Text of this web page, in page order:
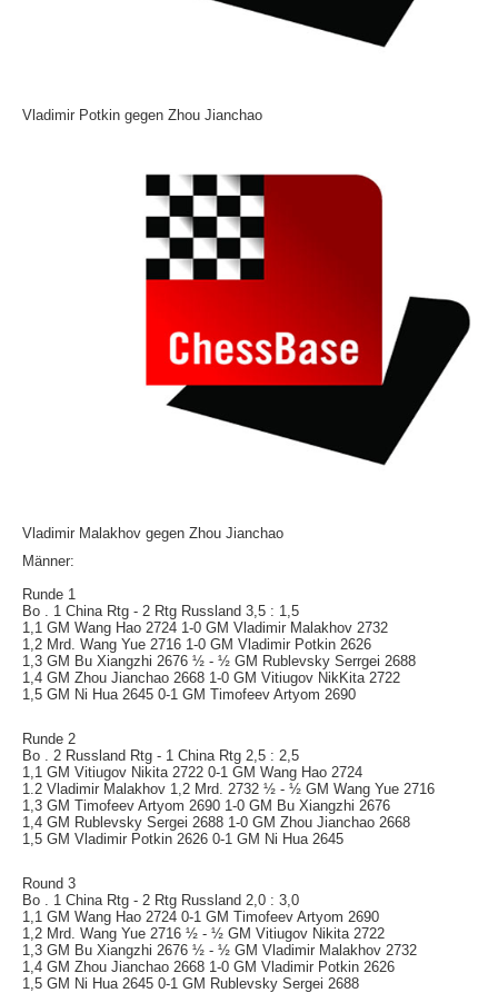
Vladimir Potkin gegen Zhou Jianchao
Vladimir Malakhov gegen Zhou Jianchao
Männer:
Runde 1
Bo . 1 China Rtg - 2 Rtg Russland 3,5 : 1,5
1,1 GM Wang Hao 2724 1-0 GM Vladimir Malakhov 2732
1,2 Mrd. Wang Yue 2716 1-0 GM Vladimir Potkin 2626
1,3 GM Bu Xiangzhi 2676 ½ - ½ GM Rublevsky Serrgei 2688
1,4 GM Zhou Jianchao 2668 1-0 GM Vitiugov NikKita 2722
1,5 GM Ni Hua 2645 0-1 GM Timofeev Artyom 2690
Runde 2
Bo . 2 Russland Rtg - 1 China Rtg 2,5 : 2,5
1,1 GM Vitiugov Nikita 2722 0-1 GM Wang Hao 2724
1.2 Vladimir Malakhov 1,2 Mrd. 2732 ½ - ½ GM Wang Yue 2716
1,3 GM Timofeev Artyom 2690 1-0 GM Bu Xiangzhi 2676
1,4 GM Rublevsky Sergei 2688 1-0 GM Zhou Jianchao 2668
1,5 GM Vladimir Potkin 2626 0-1 GM Ni Hua 2645
Round 3
Bo . 1 China Rtg - 2 Rtg Russland 2,0 : 3,0
1,1 GM Wang Hao 2724 0-1 GM Timofeev Artyom 2690
1,2 Mrd. Wang Yue 2716 ½ - ½ GM Vitiugov Nikita 2722
1,3 GM Bu Xiangzhi 2676 ½ - ½ GM Vladimir Malakhov 2732
1,4 GM Zhou Jianchao 2668 1-0 GM Vladimir Potkin 2626
1,5 GM Ni Hua 2645 0-1 GM Rublevsky Sergei 2688